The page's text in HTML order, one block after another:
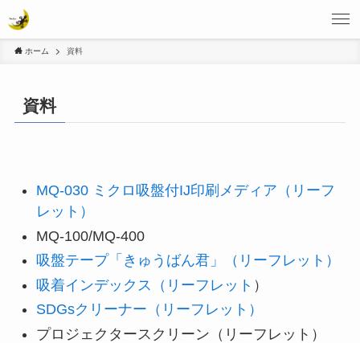
ホーム 資料
資料
MQ-030 ミクロ吸盤付IJ印刷メディア（リーフ
レット）
MQ-100/MQ-400
吸盤テープ「きゅうばん君」（リーフレット）
吸着インデックス（リーフレット ）
SDGsクリーナー（リーフレット）
プロジェクタースクリーン（リーフレット）